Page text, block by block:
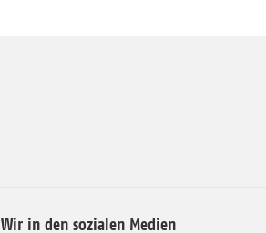
Wir in den sozialen Medien